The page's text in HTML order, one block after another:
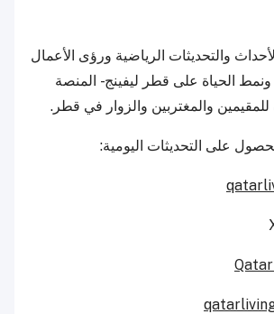
والتحديثات الرياضية ورؤى الأعمال
الحياة على قطر ليفينج - المنصة
للمقيمين والمغتربين والزوار في قطر.
على التحديثات اليومية: